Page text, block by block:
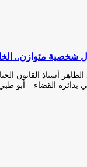
متوازن.. الخلع
أستاذ القانون الجنائي
القضاء – أبو ظبي مساء